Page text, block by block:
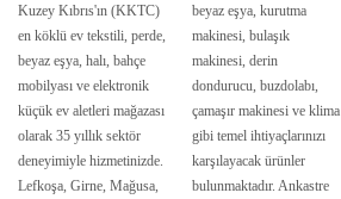
Kuzey Kıbrıs'ın (KKTC)
en köklü ev tekstili, perde,
beyaz eşya, halı, bahçe
mobilyası ve elektronik
küçük ev aletleri mağazası
olarak 35 yıllık sektör
deneyimiyle hizmetinizde.
Lefkoşa, Girne, Mağusa,
beyaz eşya, kurutma
makinesi, bulaşık
makinesi, derin
dondurucu, buzdolabı,
çamaşır makinesi ve klima
gibi temel ihtiyaçlarınızı
karşılayacak ürünler
bulunmaktadır. Ankastre